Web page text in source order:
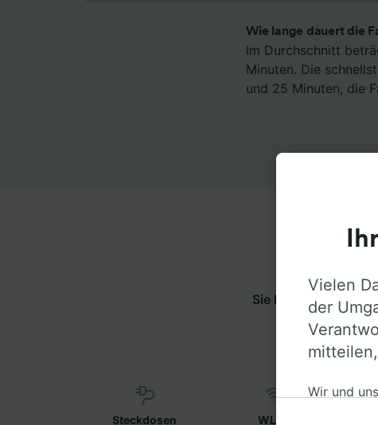
Wie lange dauert die
Im Durchschnitt
Minuten. Die
und 25 Minuten, die
Sie können von
Steckdosen WLAN
Vielen
der
Wir und